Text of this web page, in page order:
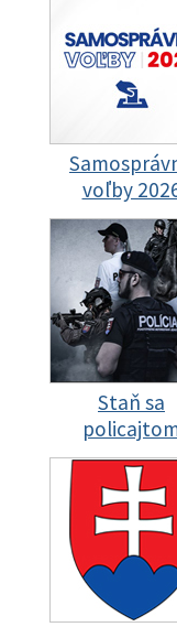
voľby
Staň sa